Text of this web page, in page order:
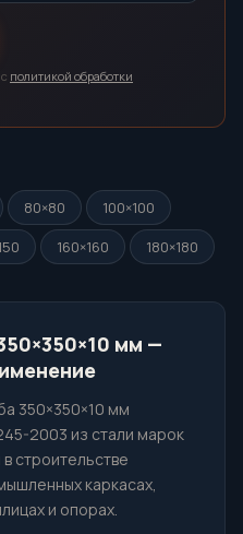
политикой обработки
80×80
100×100
160×160 180×180
мм —
350×350×10 мм
2003 из стали марок
строительстве
каркасах,
и опорах.